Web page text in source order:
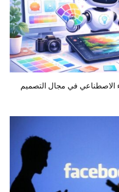
الاصطناعي في مجال التصميم